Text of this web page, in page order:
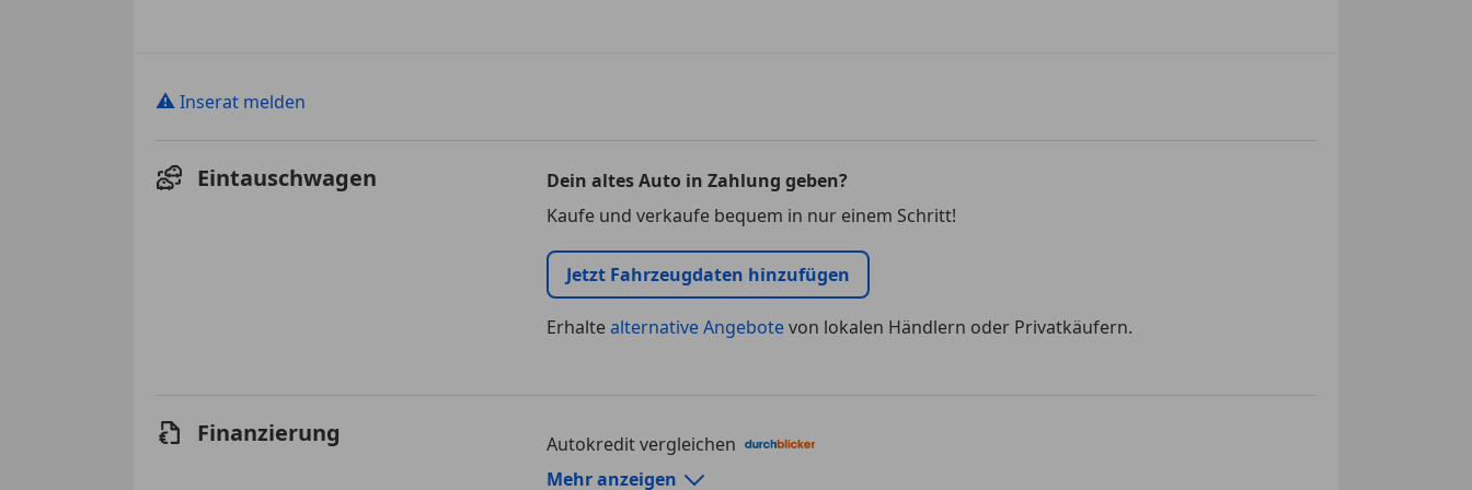
⚠ Inserat melden
Eintauschwagen
Dein altes Auto in Zahlung geben?
Kaufe und verkaufe bequem in nur einem Schritt!
Jetzt Fahrzeugdaten hinzufügen
Erhaltealternative Angebotevon lokalen Händlern oder Privatkäufern.
Finanzierung
Autokredit vergleichen
Autokredit-Rechner von durchblicker.at
Mehr anzeigen